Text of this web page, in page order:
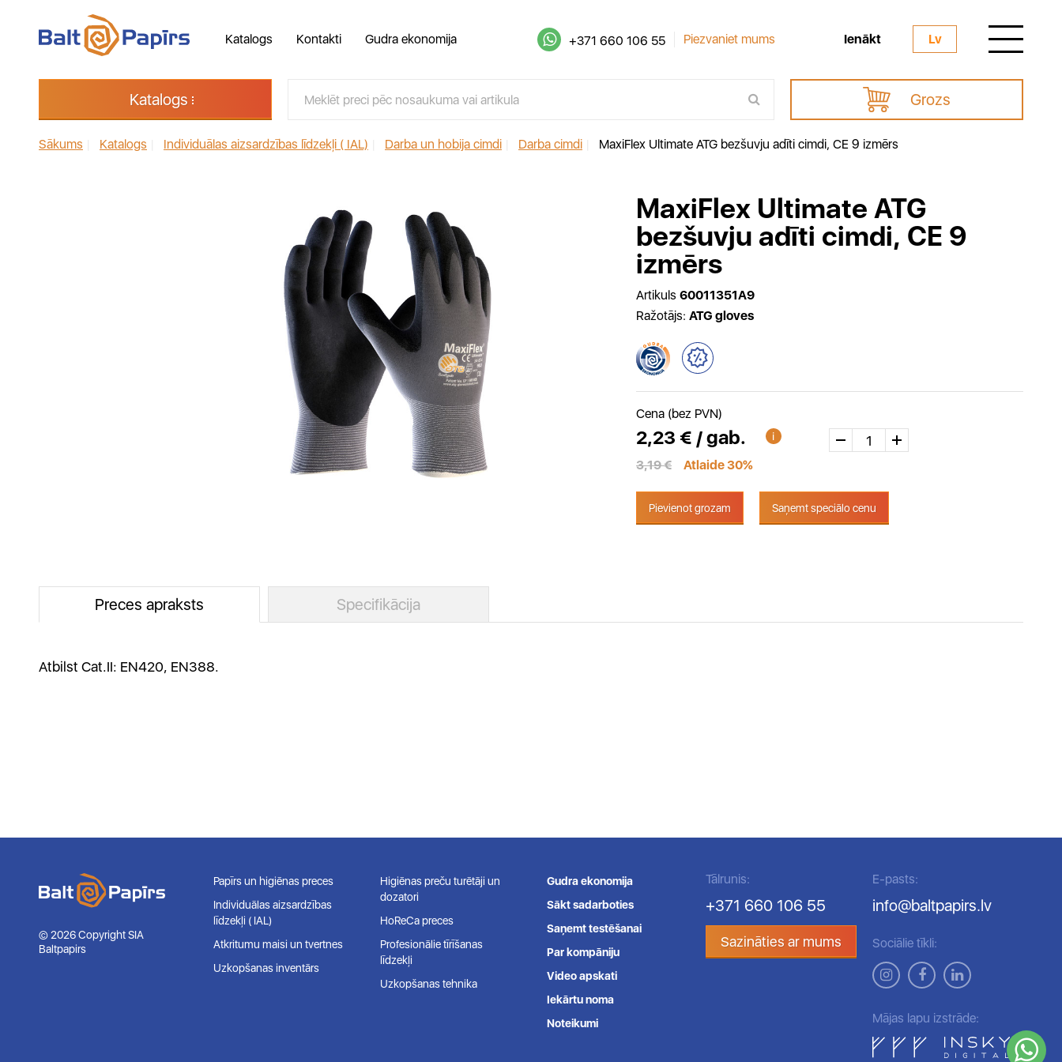
Katalogs Kontakti Gudra ekonomija +371 660 106 55 Piezvaniet mums Ienākt Lv
Katalogs Grozs
Sākums Katalogs Individuālas aizsardzības līdzekļi ( IAL) Darba un hobija cimdi Darba cimdi MaxiFlex Ultimate ATG bezšuvju adīti cimdi, CE 9 izmērs
MaxiFlex Ultimate ATG
bezšuvju adīti cimdi, CE 9
izmērs
Artikuls 60011351A9
Ražotājs: ATG gloves
Cena (bez PVN)
2,23 € / gab.
3,19 € Atlaide 30%
Pievienot grozam Saņemt speciālo cenu
Preces apraksts Specifikācija
Atbilst Cat.II: EN420, EN388.
© 2026 Copyright SIA
Baltpapirs
Papīrs un higiēnas preces
Individuālas aizsardzības
līdzekļi ( IAL)
Atkritumu maisi un tvertnes
Uzkopšanas inventārs
Higiēnas preču turētāji un
dozatori
HoReCa preces
Profesionālie tīrīšanas
līdzekļi
Uzkopšanas tehnika
Gudra ekonomija
Sākt sadarboties
Saņemt testēšanai
Par kompāniju
Video apskati
Iekārtu noma
Noteikumi
Tālrunis:
+371 660 106 55
Sazināties ar mums
E-pasts:
info@baltpapirs.lv
Sociālie tīkli:
Mājas lapu izstrāde: